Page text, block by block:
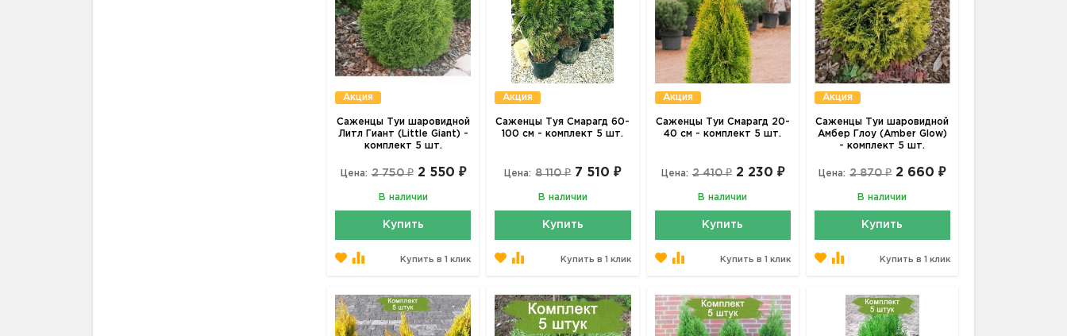
Акция
Саженцы Туи шаровидной
Литл Гиант (Little Giant) -
комплект 5 шт.
Цена: 2 750 ₽ 2 550 ₽
В наличии
Купить
Купить в 1 клик
Акция
Саженцы Туя Смарагд 60-
100 см - комплект 5 шт.
Цена: 8 110 ₽ 7 510 ₽
В наличии
Купить
Купить в 1 клик
Акция
Саженцы Туи Смарагд 20-
40 см - комплект 5 шт.
Цена: 2 410 ₽ 2 230 ₽
В наличии
Купить
Купить в 1 клик
Акция
Саженцы Туи шаровидной
Амбер Глоу (Amber Glow)
- комплект 5 шт.
Цена: 2 870 ₽ 2 660 ₽
В наличии
Купить
Купить в 1 клик